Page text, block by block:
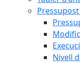
Nivell